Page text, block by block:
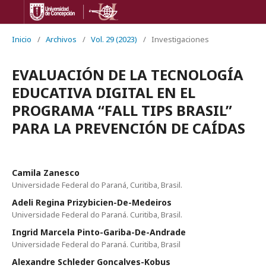
Inicio / Archivos / Vol. 29 (2023) / Investigaciones
EVALUACIÓN DE LA TECNOLOGÍA
EDUCATIVA DIGITAL EN EL
PROGRAMA “FALL TIPS BRASIL”
PARA LA PREVENCIÓN DE CAÍDAS
Camila Zanesco
Universidade Federal do Paraná, Curitiba, Brasil.
Adeli Regina Prizybicien-De-Medeiros
Universidade Federal do Paraná. Curitiba, Brasil.
Ingrid Marcela Pinto-Gariba-De-Andrade
Universidade Federal do Paraná. Curitiba, Brasil
Alexandre Schleder Goncalves-Kobus